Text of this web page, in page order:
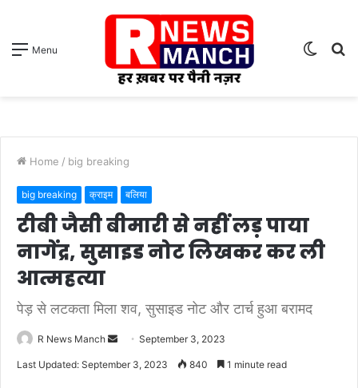
Menu
Switch
Home / big breaking
big breaking क्राइम बलिया
टीबी जैसी बीमारी से नहीं लड़ पाया
नागेंद्र, सुसाइड नोट लिखकर कर ली
आत्महत्या
पेड़ से लटकता मिला शव, सुसाइड नोट और टार्च हुआ बरामद
R News Manch
SendSeptember 3, 2023
Last Updated: September 3, 2023 840 1 minute read